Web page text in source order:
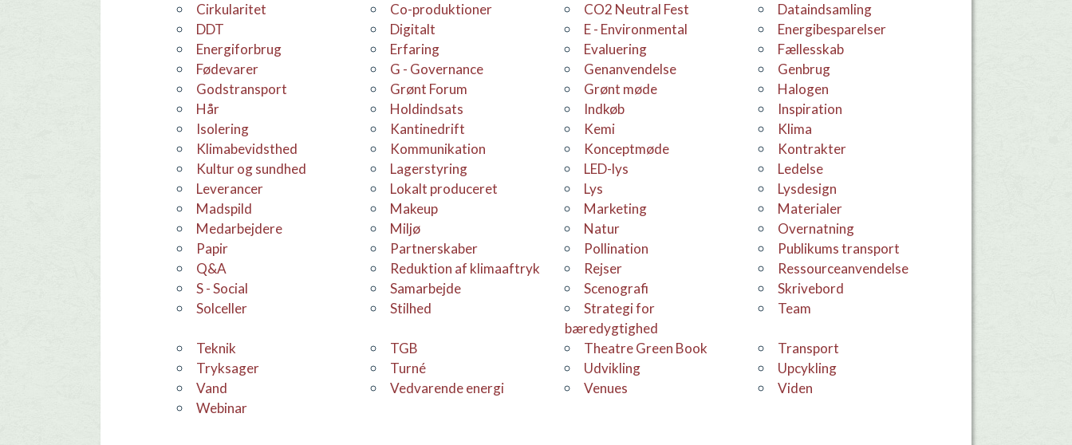
Cirkularitet
co-produktioner CO2 Neutral Fest
dataindsamling
DDT
Digitalt E - Environmental
Energibesparelser
Energiforbrug
erfaring evaluering
Fællesskab
Fødevarer
G - Governance Genanvendelse
Genbrug
godstransport
Grønt Forum grønt møde
Halogen
hår
holdindsats Indkøb
Inspiration
Isolering
Kantinedrift kemi
Klima
Klimabevidsthed
Kommunikation konceptmøde
Kontrakter
Kultur og sundhed
Lagerstyring LED-lys
Ledelse
leverancer
Lokalt produceret Lys
Lysdesign
Madspild
makeup Marketing
materialer
medarbejdere
Miljø Natur
overnatning
Papir
Partnerskaber Pollination
Publikums transport
Q&A
Reduktion af klimaaftryk Rejser
Ressourceanvendelse
S - Social
samarbejde Scenografi
skrivebord
Solceller
stilhed
Strategi for
bæredygtighed
team
teknik TGB Theatre Green Book
Transport
Tryksager
Turné udvikling
Upcykling
Vand
Vedvarende energi venues
viden
webinar